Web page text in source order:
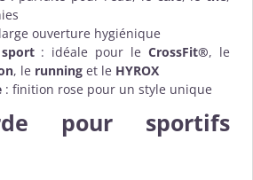
ouverture hygiénique
: idéale pour leCrossFit®, le
, le running et le HYROX
: finition rose pour un style unique
pour sportifs